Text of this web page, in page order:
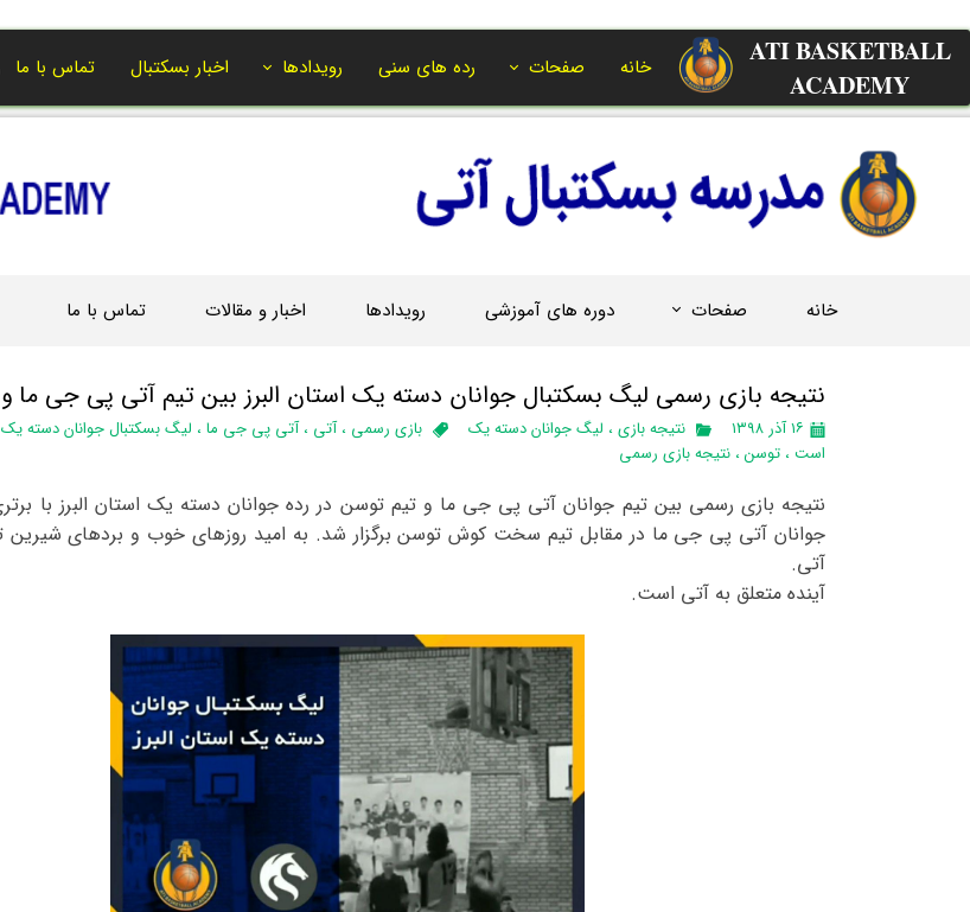
خانه صفحات رده های سنی رویدادها اخبار بسکتبال تماس با ما
ATI BASKETBALL
ACADEMY​​​​​​​
خانه صفحات دوره های آموزشی رویدادها اخبار و مقالات تماس با ما
نتیجه بازی رسمی لیگ بسکتبال جوانان دسته یک استان البرز‌ بین تیم آتی پی جی ما
۱۶ آذر ۱۳۹۸ نتیجه بازی، لیگ جوانان دسته یک بازی رسمی ،آتی ،آتی پی جی ما، لیگ بسکتبال جوانان دسته یک
است، توسن، نتیجه بازی رسمی
نتیجه بازی رسمی بین تیم جوانان آتی پی جی ما و تیم توسن در رده جوانان دسته یک استان البرز با
جوانان آتی پی جی ما در مقابل تیم سخت کوش توسن برگزار شد. به امید روزهای خوب و بردهای شیرین
آتی.
آینده متعلق به آتی است.